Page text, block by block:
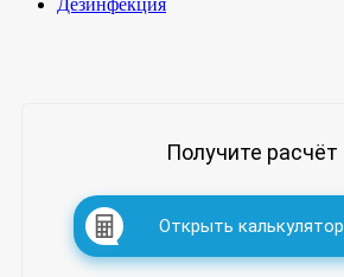
Дезинфекция
Получите расчёт
Открыть калькулятор